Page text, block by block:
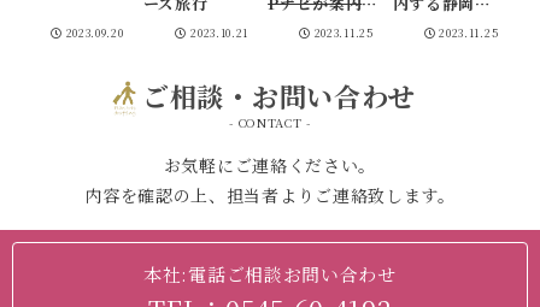
2023.09.20 2023.10.21
る静岡産業観
光ツアー
2023.11.25
業観光ツアー
2023.11.25
ご相談・お問い合わせ
- CONTACT -
お気軽にご連絡ください。
内容を確認の上、担当者よりご連絡致します。
本社:電話ご相談お問い合わせ